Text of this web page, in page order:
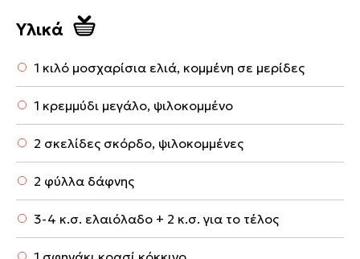
Υλικά
1 κιλό μοσχαρίσια ελιά, κομμένη σε μερίδες
1 κρεμμύδι μεγάλο, ψιλοκομμένο
2 σκελίδες σκόρδο, ψιλοκομμένες
2 φύλλα δάφνης
3-4 κ.σ. ελαιόλαδο + 2 κ.σ. για το τέλος